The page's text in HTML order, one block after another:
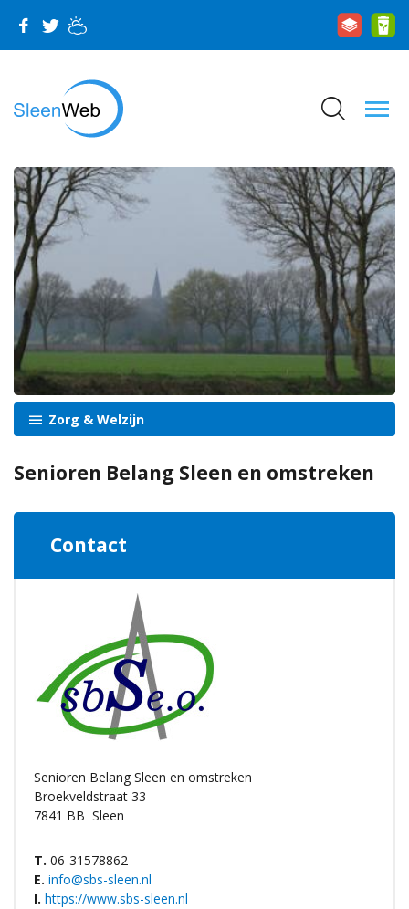
Zorg & Welzijn
Senioren Belang Sleen en omstreken
Contact
Senioren Belang Sleen en omstreken
Broekveldstraat 33
7841 BB Sleen
T. 06-31578862
E. info@sbs-sleen.nl
I. https://www.sbs-sleen.nl